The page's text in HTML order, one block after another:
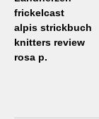
frickelcast
alpis strickbuch
knitters review
rosa p.